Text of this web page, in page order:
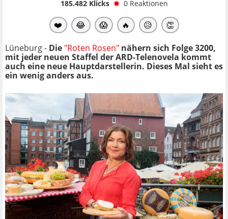
185.482Klicks 0 Reaktionen
❤️ 😂 😱 🔥 😥 👏
Lüneburg - Die "Roten Rosen" nähern sich Folge 3200,
mit jeder neuen Staffel der ARD-Telenovela kommt
auch eine neue Hauptdarstellerin. Dieses Mal sieht es
ein wenig anders aus.